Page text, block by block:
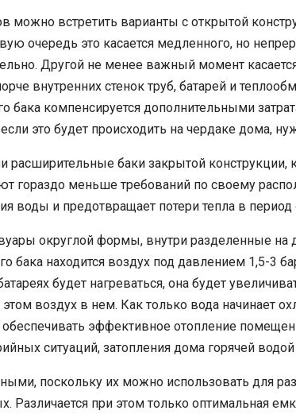
можно встретить варианты с открытой
очередь это касается медленного, но
Другой не менее важный момент
внутренних стенок труб, батарей и
компенсируется дополнительными
это будет происходить на чердаке дома,
баки закрытой
гораздо меньше требований по своему
воды и предотвращает потери тепла в
округлой формы, внутри разделенные на
находится воздух под давлением 1,5-3
будет нагреваться, она будет
воздух в нем. Как только вода начинает
обеспечивать эффективное отопление
ситуаций, затопления дома горячей водой
поскольку их можно использовать для
Различается при этом только оптимальная